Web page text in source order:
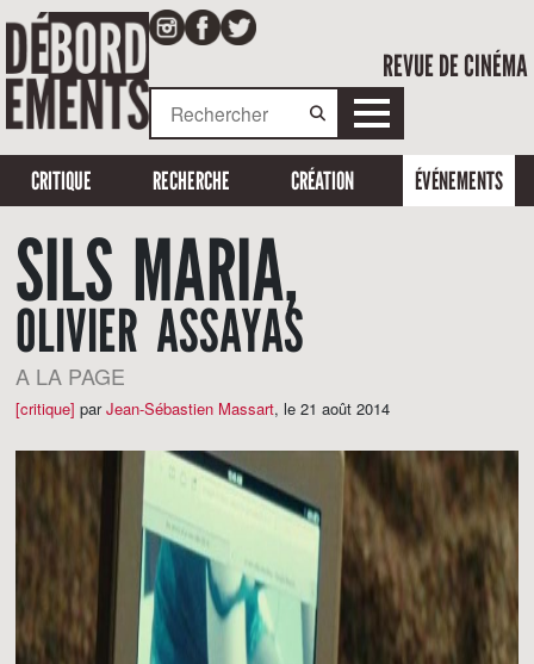
REVUE DE CINÉMA
CRITIQUE RECHERCHE CRÉATION ÉVÉNEMENTS
SILS MARIA,
OLIVIER ASSAYAS
A LA PAGE
[critique] parJean-Sébastien Massart, le 21 août 2014